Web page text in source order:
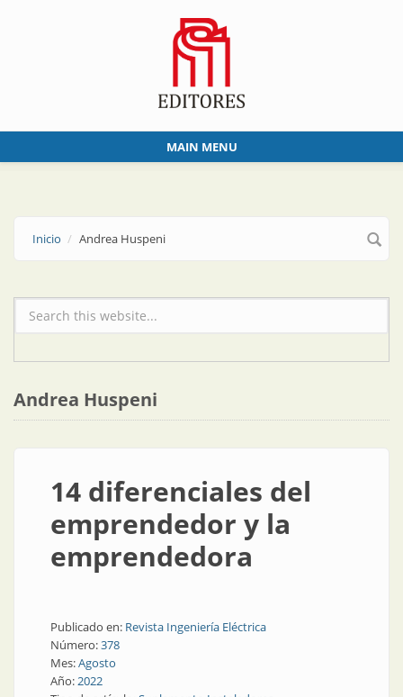
MAIN MENU
Inicio Andrea Huspeni
Formulario de búsqueda
Andrea Huspeni
14 diferenciales del
emprendedor y la
emprendedora
Publicado en: Revista Ingeniería Eléctrica
Número:378
Mes:Agosto
Año:2022